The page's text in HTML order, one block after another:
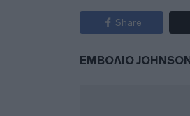
Share
ΕΜΒΟΛΙΟ